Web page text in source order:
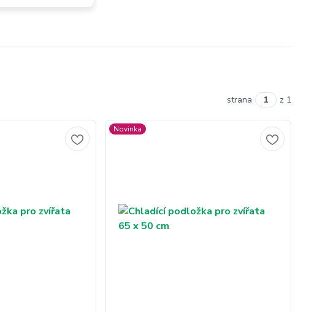
strana z 1
Novinka